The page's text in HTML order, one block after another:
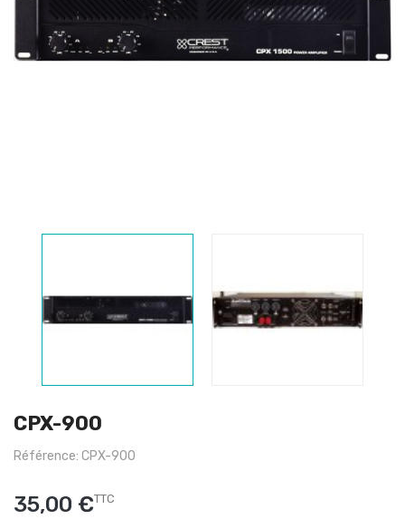
CPX-900
Référence: CPX-900
35,00 €TTC